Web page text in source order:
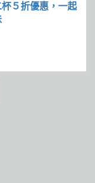
５折優惠，一起